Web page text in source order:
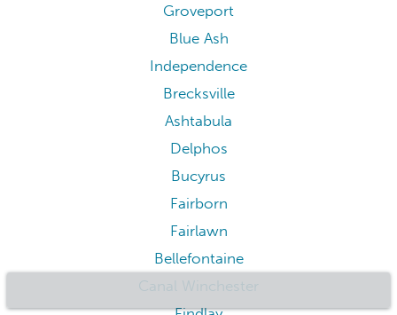
Groveport
Blue Ash
Independence
Brecksville
Ashtabula
Delphos
Bucyrus
Fairborn
Fairlawn
Bellefontaine
Canal Winchester